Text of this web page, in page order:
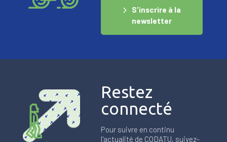
S'inscrire à la
newsletter
Restez
connecté
Pour suivre en continu
l'actualité de CODATU, suivez-